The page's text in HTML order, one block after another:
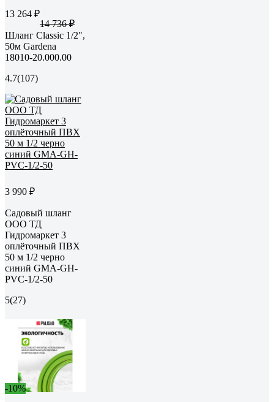
13 264 ₽
14 736 ₽
Шланг Classic 1/2",
50м Gardena
18010-20.000.00
4.7(107)
3 990 ₽
Садовый шланг
ООО ТД
Гидромаркет 3
оплёточный ПВХ
50 м 1/2 черно
синий GMA-GH-
PVC-1/2-50
5(27)
-10%